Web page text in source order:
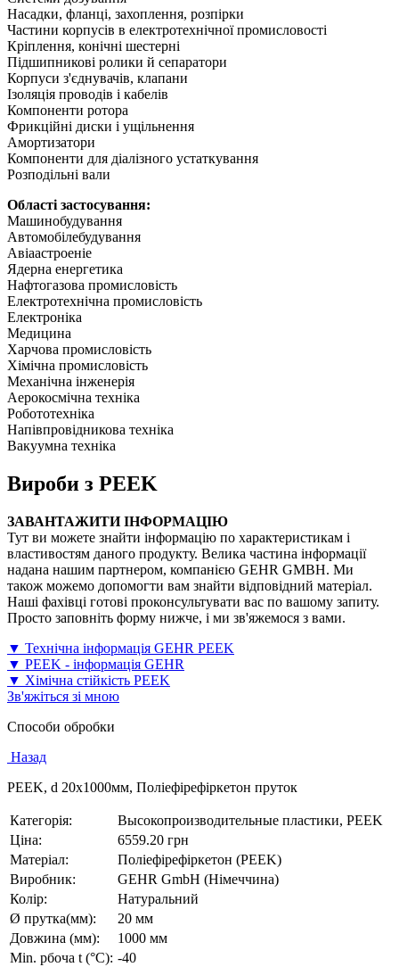
Насадки, фланці, захоплення, розпірки
Частини корпусів в електротехнічної промисловості
Кріплення, конічні шестерні
Підшипникові ролики й сепаратори
Корпуси з'єднувачів, клапани
Ізоляція проводів і кабелів
Компоненти ротора
Фрикційні диски і ущільнення
Амортизатори
Компоненти для діалізного устаткування
Розподільні вали
Області застосування:
Машинобудування
Автомобілебудування
Авіаастроеніе
Ядерна енергетика
Нафтогазова промисловість
Електротехнічна промисловість
Електроніка
Медицина
Харчова промисловість
Хімічна промисловість
Механічна інженерія
Аерокосмічна техніка
Робототехніка
Напівпровідникова техніка
Вакуумна техніка
Вироби з PEEK
ЗАВАНТАЖИТИ ІНФОРМАЦІЮ
Тут ви можете знайти інформацію по характеристикам і
властивостям даного продукту. Велика частина інформації
надана нашим партнером, компанією GEHR GMBH. Ми
також можемо допомогти вам знайти відповідний матеріал.
Наші фахівці готові проконсультувати вас по вашому запиту.
Просто заповніть форму нижче, і ми зв'яжемося з вами.
▼ Технічна інформація GEHR PEEK
▼ PEEK - інформація GEHR
▼ Хімічна стійкість PEEK
Зв'яжіться зі мною
Способи обробки
Назад
PEEK, d 20x1000мм, Поліефірефіркетон пруток
Категорія:
Высокопроизводительные пластики, PEEK
Ціна:
6559.20 грн
Матеріал:
Поліефірефіркетон (PEEK)
Виробник:
GEHR GmbH (Німеччина)
Колір:
Натуральний
Ø прутка(мм):
20 мм
Довжина (мм):
1000 мм
Min. рбоча t (°C): -40